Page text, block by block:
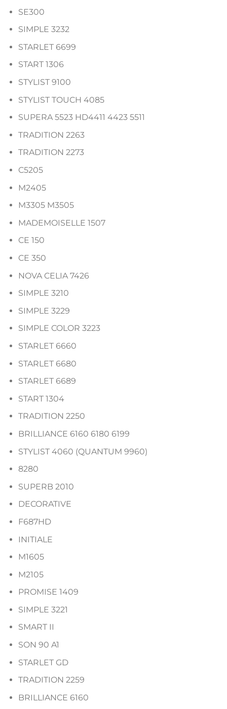
SE300
SIMPLE 3232
STARLET 6699
START 1306
STYLIST 9100
STYLIST TOUCH 4085
SUPERA 5523 HD4411 4423 5511
TRADITION 2263
TRADITION 2273
C5205
M2405
M3305 M3505
MADEMOISELLE 1507
CE 150
CE 350
NOVA CELIA 7426
SIMPLE 3210
SIMPLE 3229
SIMPLE COLOR 3223
STARLET 6660
STARLET 6680
STARLET 6689
START 1304
TRADITION 2250
BRILLIANCE 6160 6180 6199
STYLIST 4060 (QUANTUM 9960)
8280
SUPERB 2010
DECORATIVE
F687HD
INITIALE
M1605
M2105
PROMISE 1409
SIMPLE 3221
SMART II
SON 90 A1
STARLET GD
TRADITION 2259
BRILLIANCE 6160